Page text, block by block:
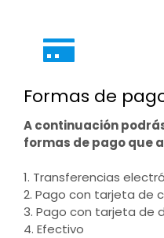
Formas de
A continuación
formas de pago que
1. Transferencias
2. Pago con tarjeta de
3. Pago con tarjeta de
4. Efectivo